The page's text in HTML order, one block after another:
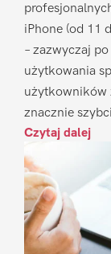
iPhone (od 11
– zazwyczaj
użytkowania
użytkowników
znacznie
Czytaj dalej